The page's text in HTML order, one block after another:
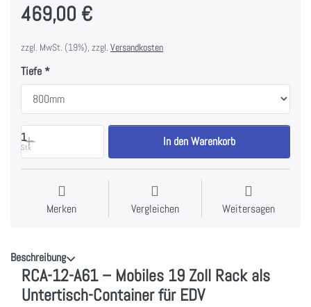
469,00 €
zzgl. MwSt. (19%), zzgl. Versandkosten
Tiefe
1
Stk In den Warenkorb
Merken Vergleichen Weitersagen
Beschreibung
RCA-12-A61 – Mobiles 19 Zoll Rack als
Untertisch-Container für EDV